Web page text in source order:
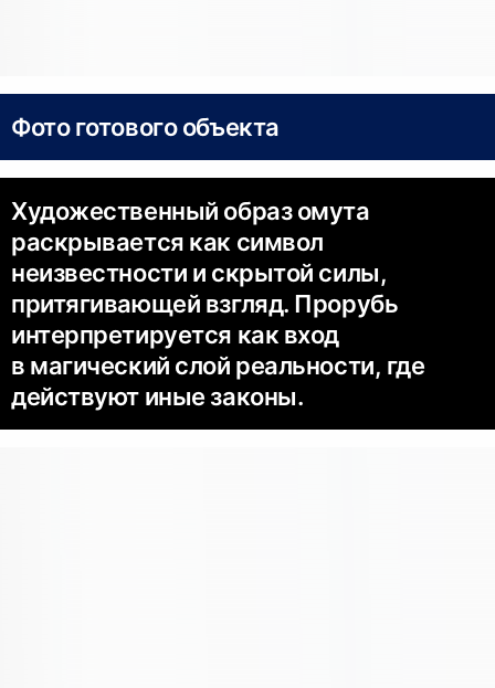
Фото готового объекта
Художественный образ омута
раскрывается как символ
неизвестности и скрытой силы,
притягивающей взгляд. Прорубь
интерпретируется как вход
в магический слой реальности, где
действуют иные законы.